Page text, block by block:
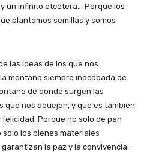
un infinito etcétera… Porque los
plantamos semillas y somos
las ideas de los que nos
montaña siempre inacabada de
de donde surgen las
que nos aquejan, y que es también
Porque no solo de pan
solo los bienes materiales
la paz y la convivencia.